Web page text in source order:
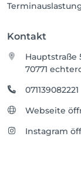
Kontakt
Hauptstraße
70771
071139082221
Webseite
Instagram